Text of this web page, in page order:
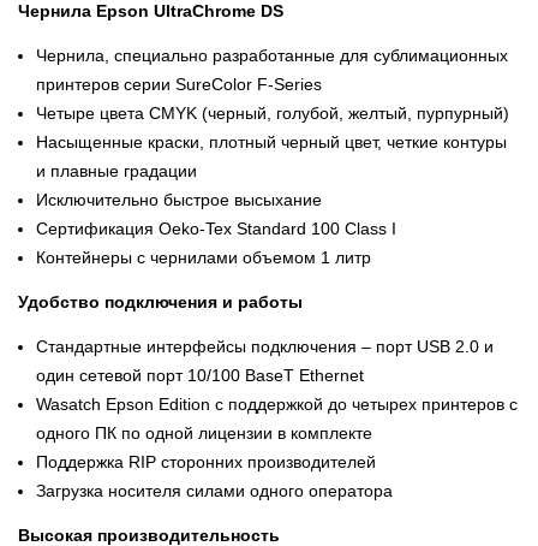
Чернила Epson UltraChrome DS
Чернила, специально разработанные для сублимационных
принтеров серии SureColor F-Series
Четыре цвета CMYK (черный, голубой, желтый, пурпурный)
Насыщенные краски, плотный черный цвет, четкие контуры
и плавные градации
Исключительно быстрое высыхание
Сертификация Oeko-Tex Standard 100 Class I
Контейнеры с чернилами объемом 1 литр
Удобство подключения и работы
Стандартные интерфейсы подключения – порт USB 2.0 и
один сетевой порт 10/100 BaseT Ethernet
Wasatch Epson Edition с поддержкой до четырех принтеров с
одного ПК по одной лицензии в комплекте
Поддержка RIP сторонних производителей
Загрузка носителя силами одного оператора
Высокая производительность